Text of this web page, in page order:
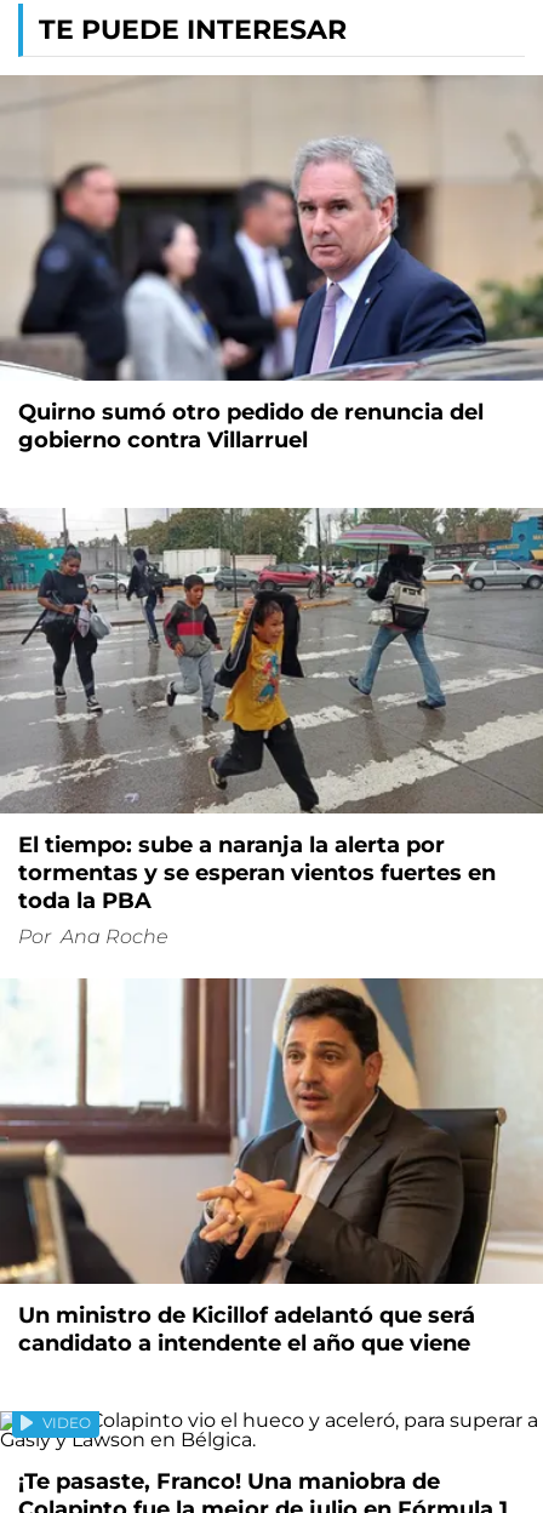
TE PUEDE INTERESAR
Quirno sumó otro pedido de renuncia del
gobierno contra Villarruel
El tiempo: sube a naranja la alerta por
tormentas y se esperan vientos fuertes en
toda la PBA
Por Ana Roche
Un ministro de Kicillof adelantó que será
candidato a intendente el año que viene
VIDEO
¡Te pasaste, Franco! Una maniobra de